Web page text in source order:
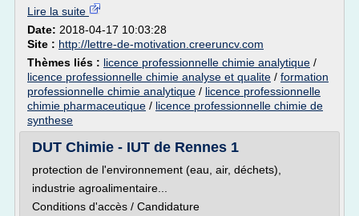
Lire la suite
Date: 2018-04-17 10:03:28
Site : http://lettre-de-motivation.creeruncv.com
Thèmes liés : licence professionnelle chimie analytique /
licence professionnelle chimie analyse et qualite / formation
professionnelle chimie analytique / licence professionnelle
chimie pharmaceutique / licence professionnelle chimie de
synthese
DUT Chimie - IUT de Rennes 1
protection de l'environnement (eau, air, déchets),
industrie agroalimentaire...
Conditions d'accès / Candidature